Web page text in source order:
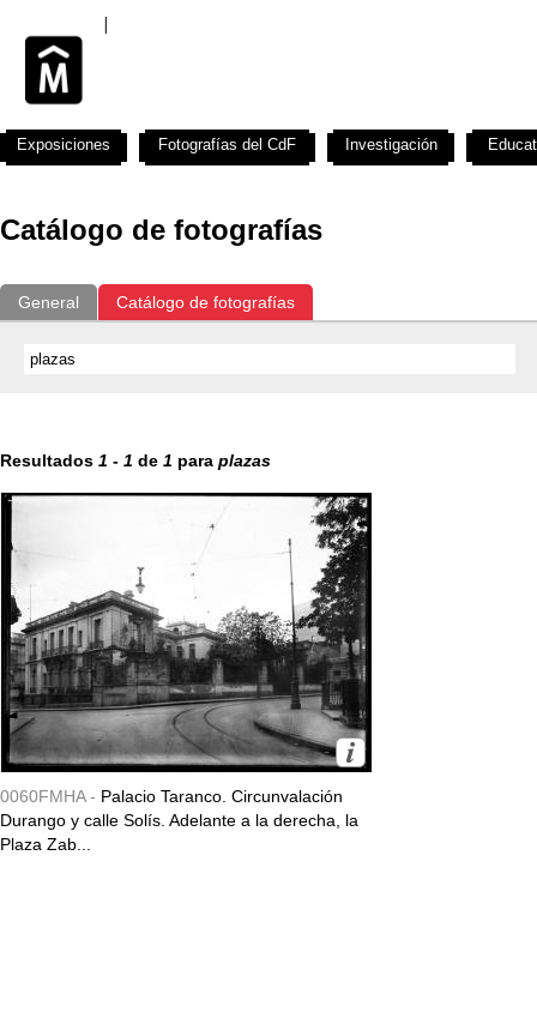
Catálogo de fotografías
General Catálogo de fotografías
Resultados 1 - 1 de 1 para plazas
0060FMHA - Palacio Taranco. Circunvalación
Durango y calle Solís. Adelante a la derecha, la
Plaza Zab...
Exposiciones Fotografías del CdF Investigación